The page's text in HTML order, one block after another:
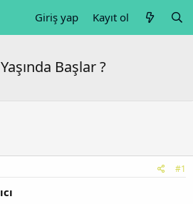
Giriş yap Kayıt ol
Başlar ?
#1